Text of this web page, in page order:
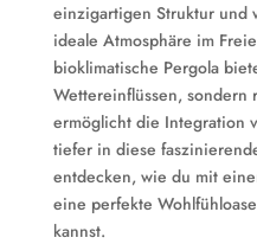
einzigartigen Struktur und
ideale Atmosphäre im
bioklimatische Pergola
Wettereinflüssen, sondern
ermöglicht die Integration
tiefer in diese
entdecken, wie du mit
eine perfekte
kannst.